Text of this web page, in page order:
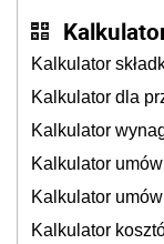
Kalkulator
Kalkulator dla
Kalkulator
Kalkulator
Kalkulator
Kalkulator